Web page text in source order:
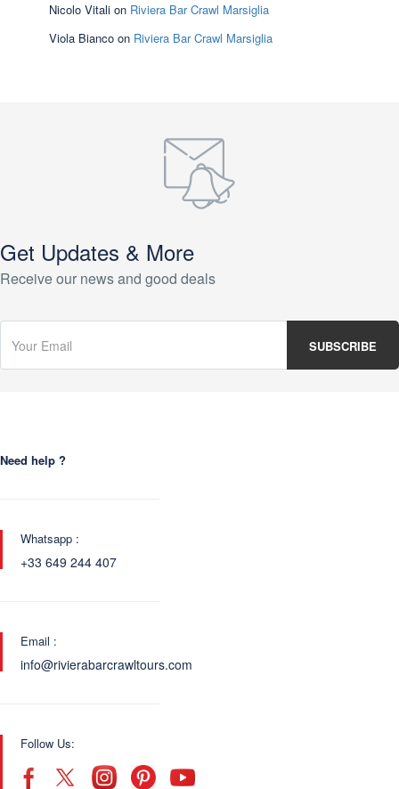
Nicolo Vitali on Riviera Bar Crawl Marsiglia
Viola Bianco on Riviera Bar Crawl Marsiglia
Get Updates & More
Receive our news and good deals
Need help ?
Whatsapp :
+33 649 244 407
Email :
info@rivierabarcrawltours.com
Follow Us: